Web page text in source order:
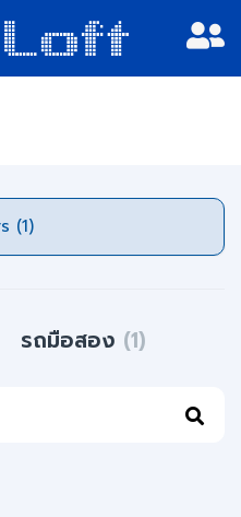
Filters (1)
รถมือสอง (1)